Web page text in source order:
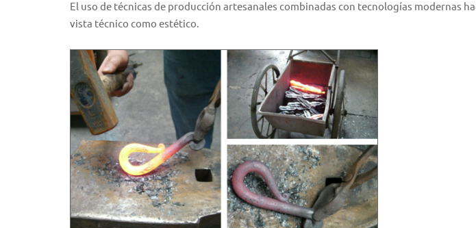
El uso de técnicas de producción artesanales combinadas con tecnologías modernas
vista técnico como estético.